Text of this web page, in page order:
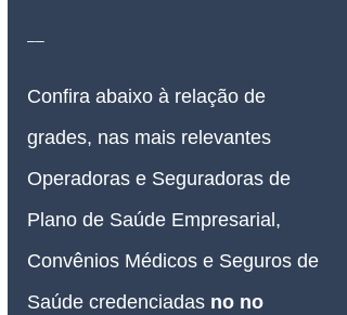
__
Confira abaixo à relação de
grades, nas mais relevantes
Operadoras e Seguradoras de
Plano de Saúde Empresarial,
Convênios Médicos e Seguros de
Saúde credenciadas no no